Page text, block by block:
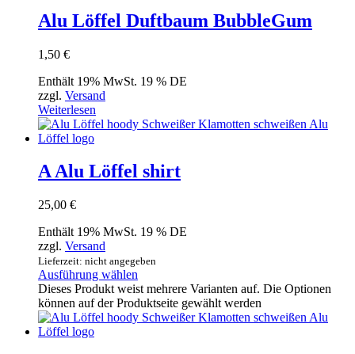
Alu Löffel Duftbaum BubbleGum
1,50 €
Enthält 19% MwSt. 19 % DE
zzgl. Versand
Weiterlesen
A Alu Löffel shirt
25,00 €
Enthält 19% MwSt. 19 % DE
zzgl. Versand
Lieferzeit: nicht angegeben
Ausführung wählen
Dieses Produkt weist mehrere Varianten auf. Die Optionen
können auf der Produktseite gewählt werden